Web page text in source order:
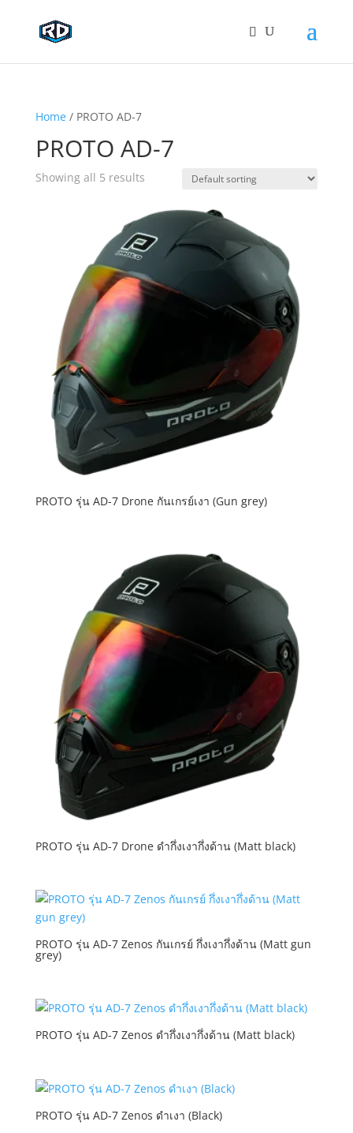
Home/ PROTO AD-7
PROTO AD-7
Showing all 5 results
PROTO รุ่น AD-7 Drone กันเกรย์เงา (Gun grey)
PROTO รุ่น AD-7 Drone ดำกึ่งเงากึ่งด้าน (Matt black)
PROTO รุ่น AD-7 Zenos กันเกรย์ กึ่งเงากึ่งด้าน (Matt gun
grey)
PROTO รุ่น AD-7 Zenos ดำกึ่งเงากึ่งด้าน (Matt black)
PROTO รุ่น AD-7 Zenos ดำเงา (Black)